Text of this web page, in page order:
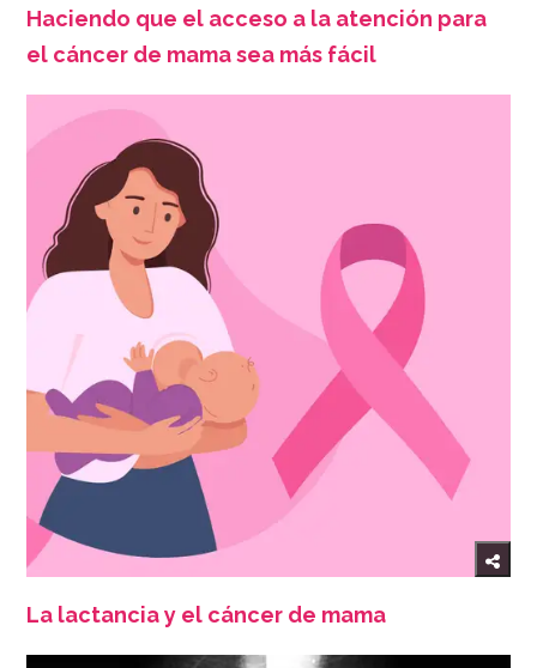
Haciendo que el acceso a la atención para
el cáncer de mama sea más fácil
La lactancia y el cáncer de mama